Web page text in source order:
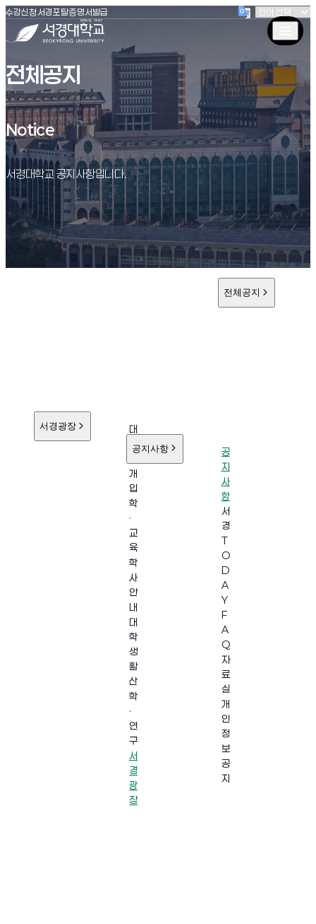
서경대학교
수강신청 (새창 열림)
서경포탈(새창 열림)
증명서발급(새창 열림)
전체공지
Notice
Notice
서경대학교 공지사항입니다.
서경광장
대
학
개
입
학
·
교
육
학
사
안
내
대
학
생
활
산
학
·
연
구
서
경
광
장
공지사항
공
지
사
항
서
경
T
O
D
A
Y
F
A
Q
자
료
실
개
인
정
보
공
지
전체공지